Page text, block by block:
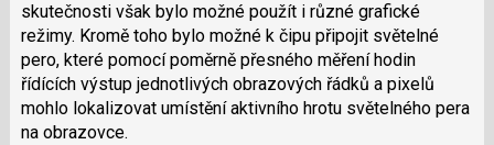
skutečnosti však bylo možné použít i různé grafické
režimy. Kromě toho bylo možné k čipu připojit světelné
pero, které pomocí poměrně přesného měření hodin
řídících výstup jednotlivých obrazových řádků a pixelů
mohlo lokalizovat umístění aktivního hrotu světelného pera
na obrazovce.